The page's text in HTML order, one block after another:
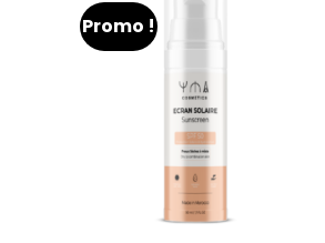
Promo !